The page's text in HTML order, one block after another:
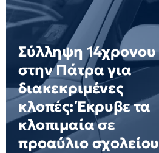
Σύλληψη 14χρονου
στην Πάτρα για
διακεκριμένες
κλοπές: Έκρυβε τα
κλοπιμαία σε
προαύλιο σχολείου